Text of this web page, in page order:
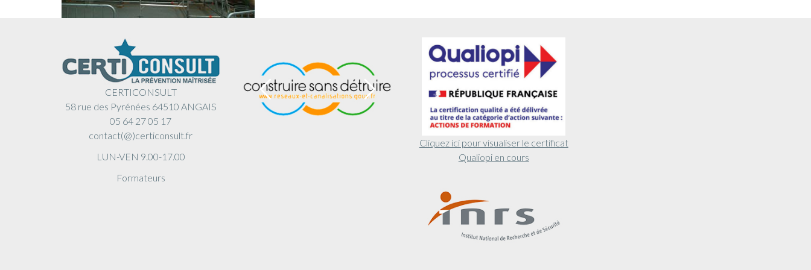
CERTICONSULT
58 rue des Pyrénées 64510 ANGAIS
05 64 27 05 17
contact(@)certiconsult.fr
LUN-VEN 9.00-17.00
Formateurs
Cliquez ici pour visualiser le certificat
Qualiopi en cours